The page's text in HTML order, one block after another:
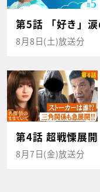
第5話 「好き」
8月8日(土)放送分
第4話 超戦慄展開
8月7日(金)放送分